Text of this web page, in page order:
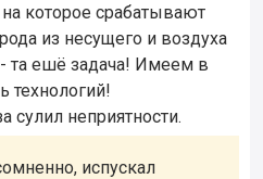
которое срабатывают
из несущего и воздуха
та ешё задача! Имеем в
технологий!
сулил неприятности.
испускал